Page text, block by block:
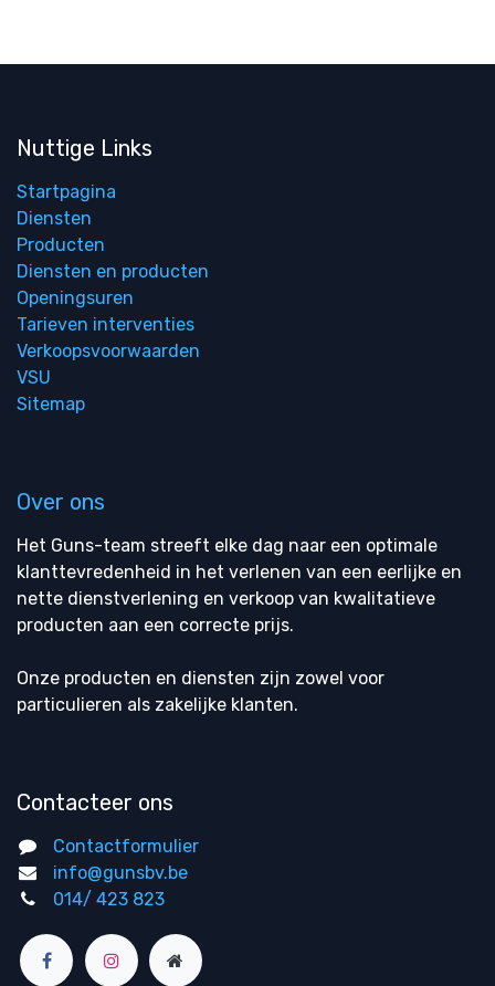
Nuttige Links
Startpagina
Diensten
Producten
Diensten en producten
Openingsuren
Tarieven interventies
Verkoopsvoorwaarden
VSU
Sitemap
Over ons
Het Guns-team streeft elke dag naar een optimale
klanttevredenheid in het verlenen van een eerlijke en
nette dienstverlening en verkoop van kwalitatieve
producten aan een correcte prijs.
Onze producten en diensten zijn zowel voor
particulieren als zakelijke klanten.
Contacteer ons
Contactformulier
info@gunsbv.be
014/ 423 823